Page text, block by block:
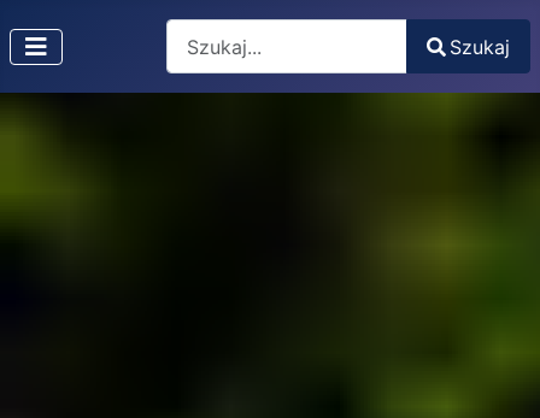
Type 2 or more characters for results.
Szukaj